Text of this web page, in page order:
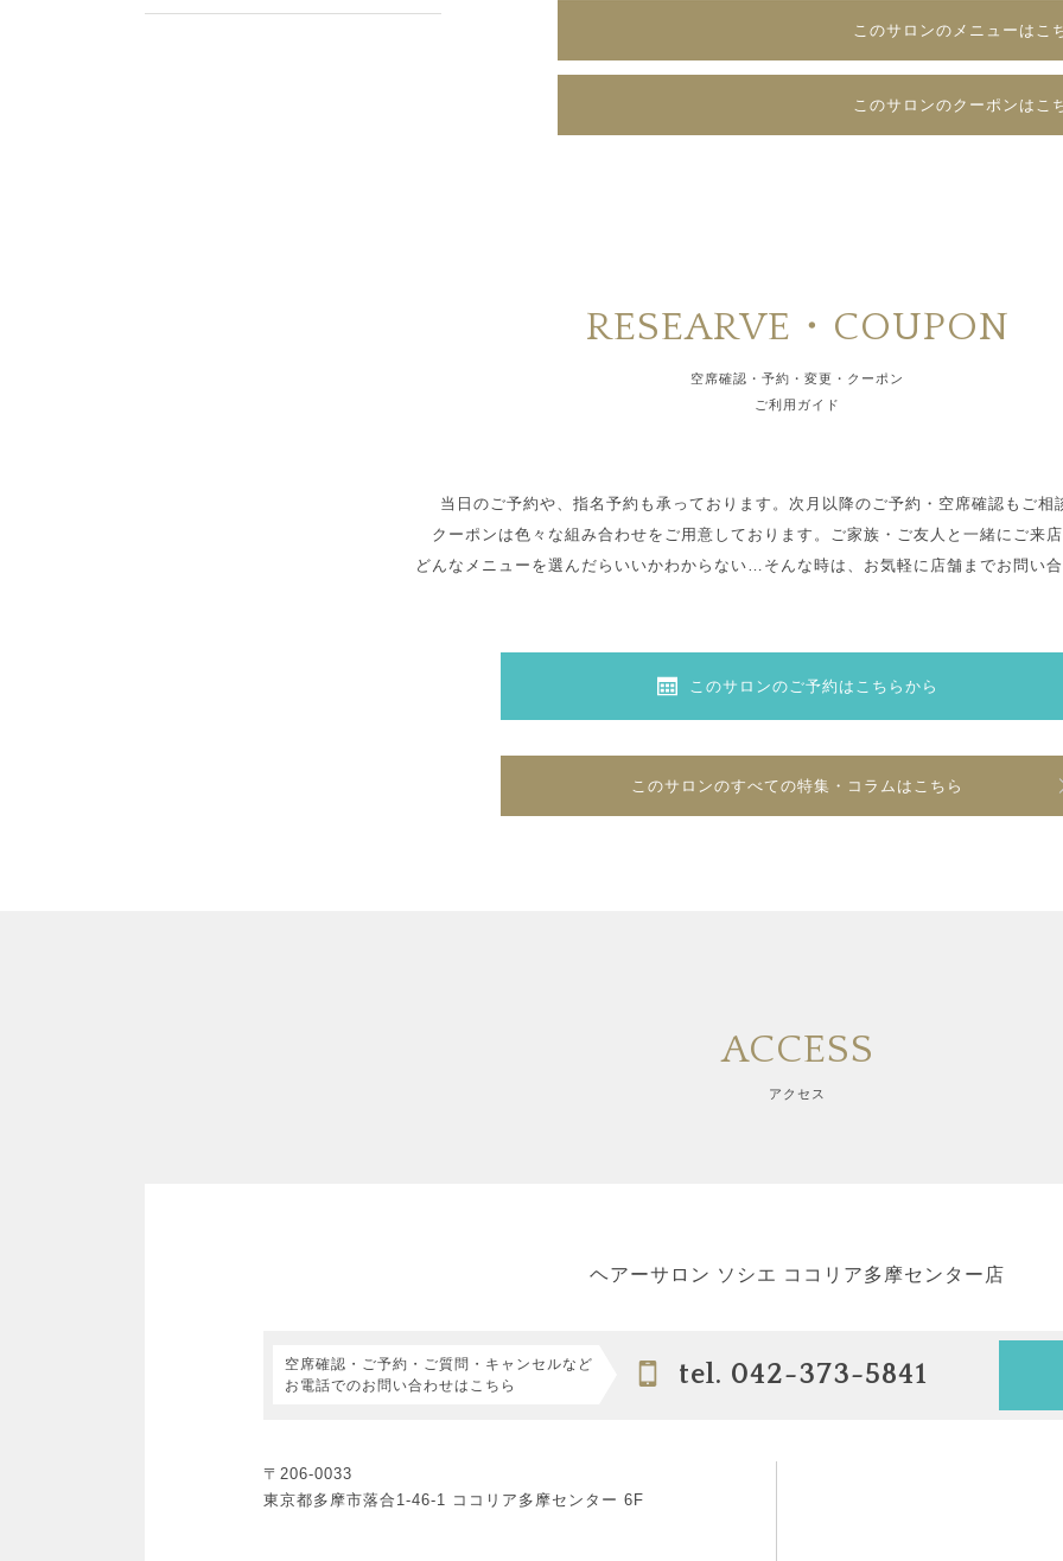
このサロンのメニューはこ
このサロンのクーポンはこ
RESEARVE・COUPON
空席確認・予約・変更・クーポン
ご利用ガイド
当日のご予約や、指名予約も承っております。次月以降のご予約・空席確認もご相
クーポンは色々な組み合わせをご用意しております。ご家族・ご友人と一緒にご来
どんなメニューを選んだらいいかわからない…そんな時は、お気軽に店舗までお問い
このサロンのご予約はこちらから
このサロンのすべての特集・コラムはこちら
ACCESS
アクセス
ヘアーサロン ソシエ ココリア多摩センター店
空席確認・ご予約・ご質問・キャンセルなど
お電話でのお問い合わせはこちら
tel. 042-373-5841
〒206-0033
東京都多摩市落合1-46-1 ココリア多摩センター 6F